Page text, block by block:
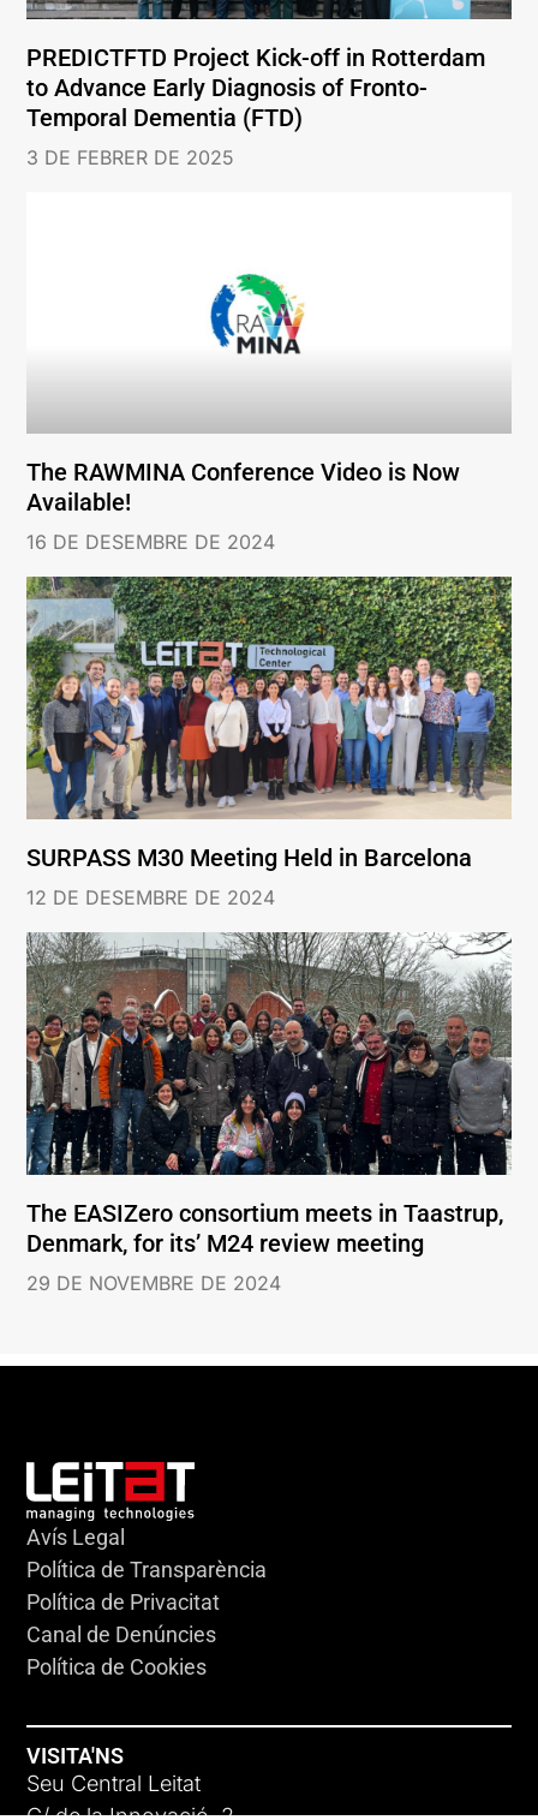
PREDICTFTD Project Kick-off in Rotterdam
to Advance Early Diagnosis of Fronto-
Temporal Dementia (FTD)
3 DE FEBRER DE 2025
The RAWMINA Conference Video is Now
Available!
16 DE DESEMBRE DE 2024
SURPASS M30 Meeting Held in Barcelona
12 DE DESEMBRE DE 2024
The EASIZero consortium meets in Taastrup,
Denmark, for its’ M24 review meeting
29 DE NOVEMBRE DE 2024
Avís Legal
Política de Transparència
Política de Privacitat
Canal de Denúncies
Política de Cookies
VISITA'NS
Seu Central Leitat